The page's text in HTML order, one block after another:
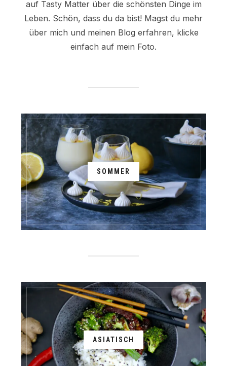
auf Tasty Matter über die schönsten Dinge im
Leben. Schön, dass du da bist! Magst du mehr
über mich und meinen Blog erfahren, klicke
einfach auf mein Foto.
SOMMER
ASIATISCH